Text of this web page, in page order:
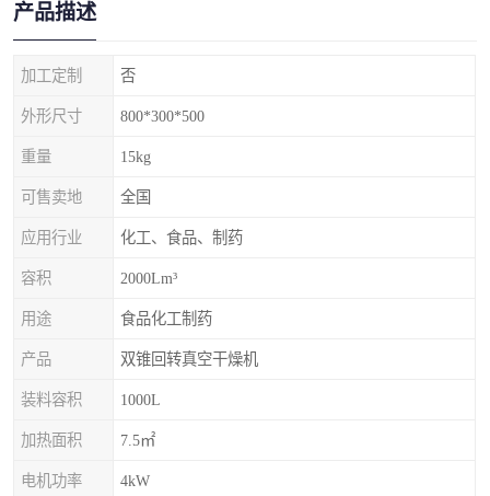
产品描述
加工定制 否
外形尺寸 800*300*500
重量 15kg
可售卖地 全国
应用行业 化工、食品、制药
容积 2000Lm³
用途 食品化工制药
产品 双锥回转真空干燥机
装料容积 1000L
加热面积 7.5㎡
电机功率 4kW